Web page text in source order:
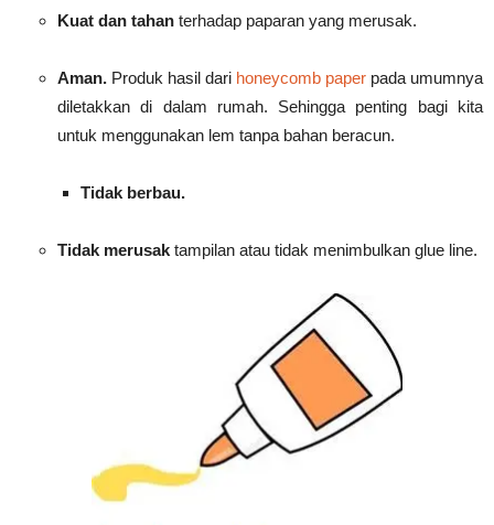
Kuat dan tahan terhadap paparan yang merusak.
Aman. Produk hasil dari honeycomb paper pada umumnya
diletakkan di dalam rumah. Sehingga penting bagi kita
untuk menggunakan lem tanpa bahan beracun.
Tidak berbau.
Tidak merusak tampilan atau tidak menimbulkan glue line.